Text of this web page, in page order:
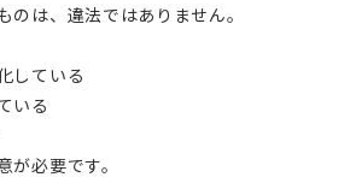
のは、違法ではありません。
している
いる
が必要です。